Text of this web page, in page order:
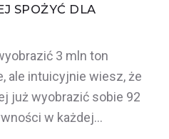
SPOŻYĆ DLA
3 mln ton
ale intuicyjnie wiesz, że
już wyobrazić sobie 92
w każdej…